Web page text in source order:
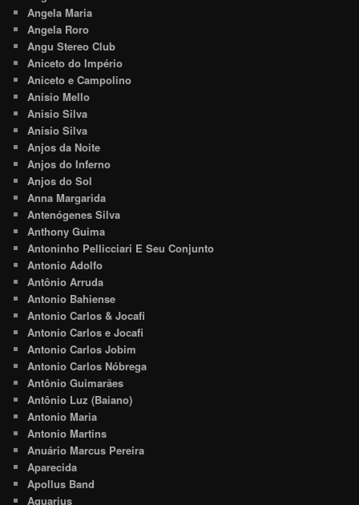
Angela Maria
Angela Roro
Angu Stereo Club
Aniceto do Império
Aniceto e Campolino
Anisio Mello
Anisio Silva
Anísio Silva
Anjos da Noite
Anjos do Inferno
Anjos do Sol
Anna Margarida
Antenógenes Silva
Anthony Guima
Antoninho Pellicciari E Seu Conjunto
Antonio Adolfo
Antônio Arruda
Antonio Bahiense
Antonio Carlos & Jocafi
Antonio Carlos e Jocafi
Antonio Carlos Jobim
Antonio Carlos Nóbrega
Antônio Guimarães
Antônio Luz (Baiano)
Antonio Maria
Antonio Martins
Anuário Marcus Pereira
Aparecida
Apollus Band
Aquarius